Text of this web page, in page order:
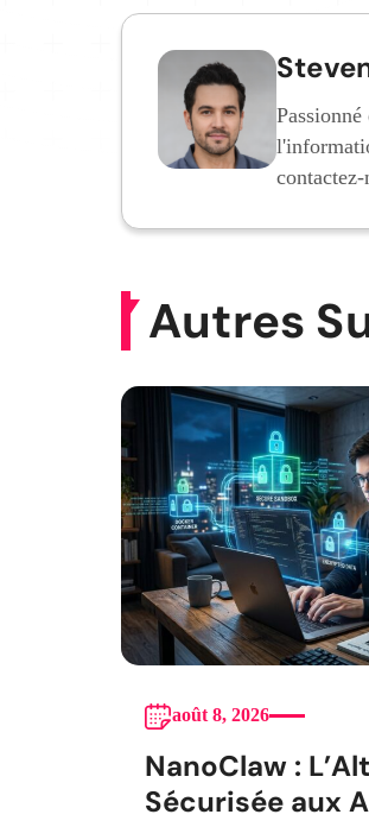
contactez-
Autres
août 8, 2026
NanoClaw :
Sécurisée aux